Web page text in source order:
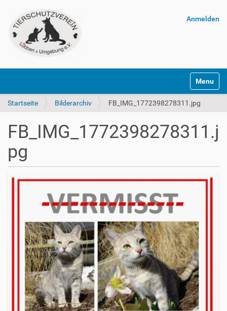
Anmelden
Startseite Bilderarchiv FB_IMG_1772398278311.jpg
FB_IMG_1772398278311.j
pg